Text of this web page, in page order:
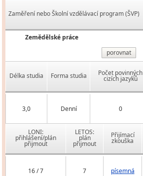
Zaměření nebo Školní vzdělávací program (ŠVP)
Zemědělské práce
porovnat
Délka studia Forma studia Počet povinných
cizích jazyků
3,0 Denní 0
LONI:
přihlášení/plán
přijmout
LETOS:
plán
přijmout
Přijímací
zkouška
16 / 7 7 písemná